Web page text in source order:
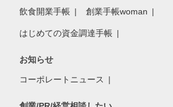
飲食開業手帳 創業手帳woman
はじめての資金調達手帳
お知らせ
コーポレートニュース